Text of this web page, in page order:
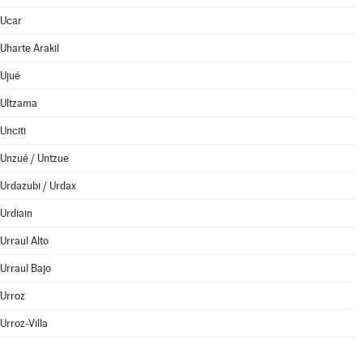
Ucar
Uharte Arakil
Ujué
Ultzama
Unciti
Unzué / Untzue
Urdazubi / Urdax
Urdiain
Urraul Alto
Urraul Bajo
Urroz
Urroz-Villa